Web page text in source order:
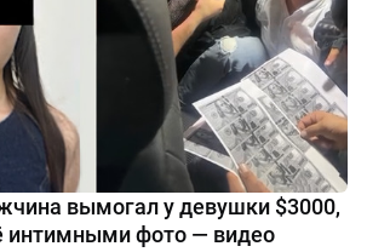
вымогал у девушки $3000,
интимными фото — видео